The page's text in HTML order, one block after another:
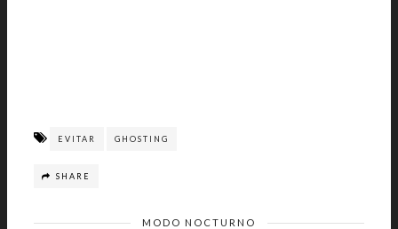
EVITAR GHOSTING
SHARE
MODO NOCTURNO